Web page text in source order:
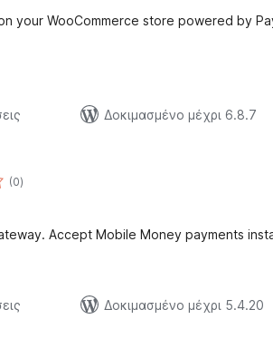
your WooCommerce store powered by
Δοκιμασμένο μέχρι 6.8.7
(0αξιολογήσεις
σύνολο
)
Accept Mobile Money payments
Δοκιμασμένο μέχρι 5.4.20